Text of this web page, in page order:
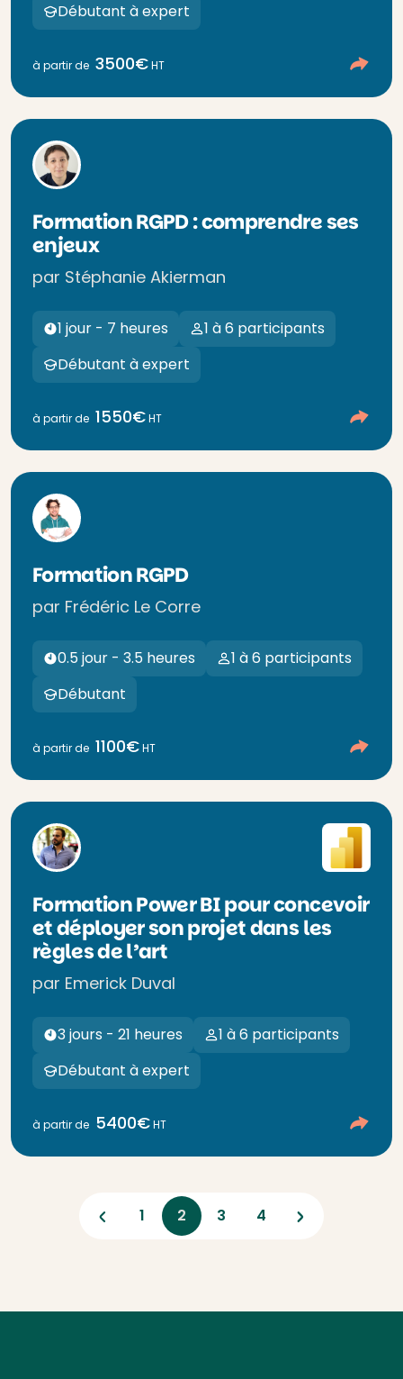
Débutant à expert
à partir de 3500€HT
Formation RGPD : comprendre ses
enjeux
par Stéphanie Akierman
1 jour - 7 heures
1 à 6 participants
Débutant à expert
à partir de 1550€HT
Formation RGPD
par Frédéric Le Corre
0.5 jour - 3.5 heures
1 à 6 participants
Débutant
à partir de 1100€HT
Formation Power BI pour concevoir
et déployer son projet dans les
règles de l’art
par Emerick Duval
3 jours - 21 heures
1 à 6 participants
Débutant à expert
à partir de 5400€HT
Previous
1 2 3 4 Next